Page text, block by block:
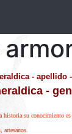
- apellido
-
historia su conocimiento es